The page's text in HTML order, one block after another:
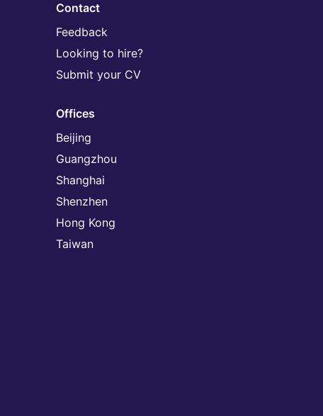
Contact
Feedback
Looking to hire?
Submit your CV
Offices
Beijing
Guangzhou
Shanghai
Shenzhen
Hong Kong
Taiwan